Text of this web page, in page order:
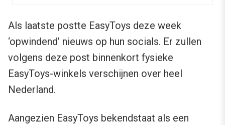
Als laatste postte EasyToys deze week
‘opwindend’ nieuws op hun socials. Er zullen
volgens deze post binnenkort fysieke
EasyToys-winkels verschijnen over heel
Nederland.
Aangezien EasyToys bekendstaat als een